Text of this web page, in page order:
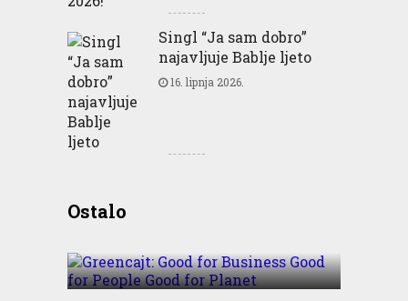
Singl “Ja sam dobro”
najavljuje Bablje ljeto
16. lipnja 2026.
OstaloBusiness Good for People